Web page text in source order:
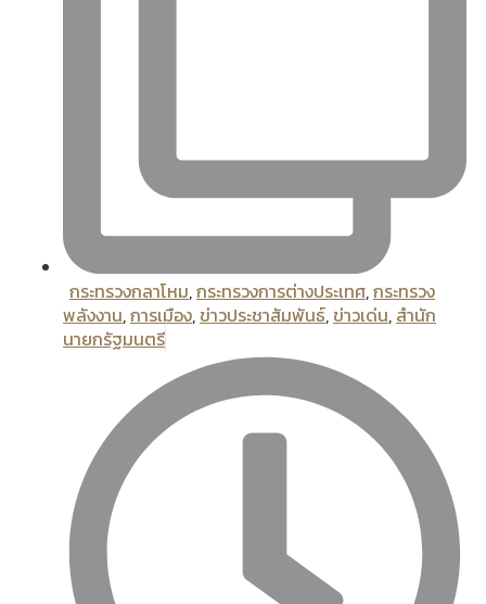
กระทรวงกลาโหม,กระทรวงการต่างประเทศ,กระทรวง
พลังงาน,การเมือง, ข่าวประชาสัมพันธ์, ข่าวเด่น, สํานัก
นายกรัฐมนตรี